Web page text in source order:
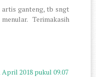
artis ganteng, tb sngt
Terimakasih
April 2018 pukul 09.07